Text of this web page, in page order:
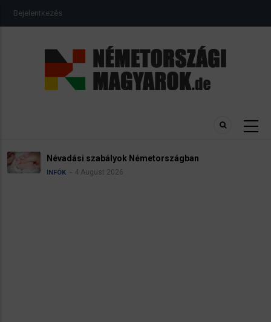
USER
ACCOUNT
Bejelentkezés
Névadási szabályok Németországban
INFÓK 4 August 2026